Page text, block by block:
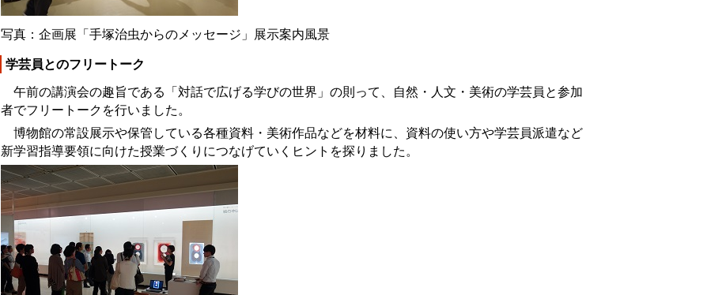
写真：企画展「手塚治虫からのメッセージ」展示案内風景
学芸員とのフリートーク
午前の講演会の趣旨である「対話で広げる学びの世界」の則って、自然・人文・美術の学芸員と参加
者でフリートークを行いました。
博物館の常設展示や保管している各種資料・美術作品などを材料に、資料の使い方や学芸員派遣など
新学習指導要領に向けた授業づくりにつなげていくヒントを探りました。